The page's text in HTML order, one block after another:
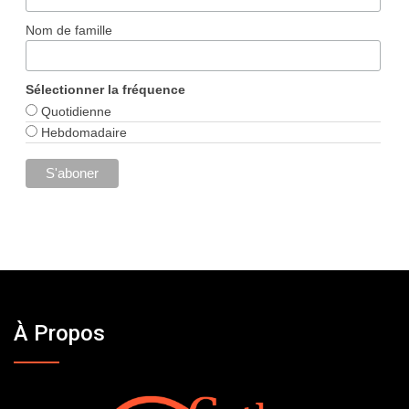
Nom de famille
Sélectionner la fréquence
Quotidienne
Hebdomadaire
À Propos